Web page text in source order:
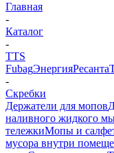
Главная
-
Каталог
-
TTS
FubagЭнергияРесанта
-
Скребки
Держатели для мопов
наливного жидкого
тележкиМопы и
мусора внутри